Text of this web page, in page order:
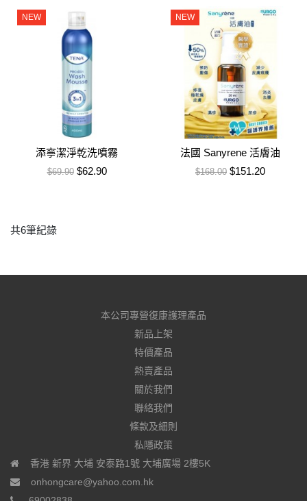
NEW
添寧潔淨乾洗噴霧
售價
$69.90 特價
$62.90
NEW
法國 Sanyrene 活膚油
售價
$168.00 特價
$151.20
共6筆紀錄
本公司專營復康護理產品
新品上架
特價產品
熱賣產品
關於我們
聯絡我們
條款及細則
私隱政策
香港 新界 大埔 安泰路1號 大埔廣場 2樓5K
onhongcare@yahoo.com.hk